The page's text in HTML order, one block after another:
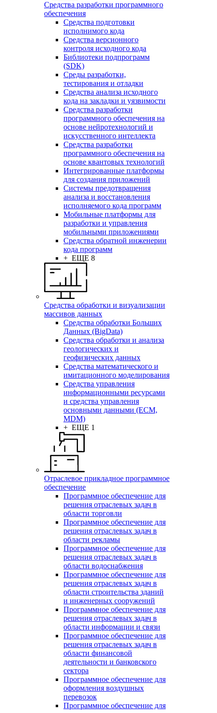
Средства разработки программного
обеспечения
Средства подготовки
исполнимого кода
Средства версионного
контроля исходного кода
Библиотеки подпрограмм
(SDK)
Среды разработки,
тестирования и отладки
Средства анализа исходного
кода на закладки и уязвимости
Средства разработки
программного обеспечения на
основе нейротехнологий и
искусственного интеллекта
Средства разработки
программного обеспечения на
основе квантовых технологий
Интегрированные платформы
для создания приложений
Системы предотвращения
анализа и восстановления
исполняемого кода программ
Мобильные платформы для
разработки и управления
мобильными приложениями
Средства обратной инженерии
кода программ
+ ЕЩЕ 8
Средства обработки и визуализации
массивов данных
Средства обработки Больших
Данных (BigData)
Средства обработки и анализа
геологических и
геофизических данных
Средства математического и
имитационного моделирования
Средства управления
информационными ресурсами
и средства управления
основными данными (ECM,
MDM)
+ ЕЩЕ 1
Отраслевое прикладное программное
обеспечение
Программное обеспечение для
решения отраслевых задач в
области торговли
Программное обеспечение для
решения отраслевых задач в
области рекламы
Программное обеспечение для
решения отраслевых задач в
области водоснабжения
Программное обеспечение для
решения отраслевых задач в
области строительства зданий
и инженерных сооружений
Программное обеспечение для
решения отраслевых задач в
области информации и связи
Программное обеспечение для
решения отраслевых задач в
области финансовой
деятельности и банковского
сектора
Программное обеспечение для
оформления воздушных
перевозок
Программное обеспечение для